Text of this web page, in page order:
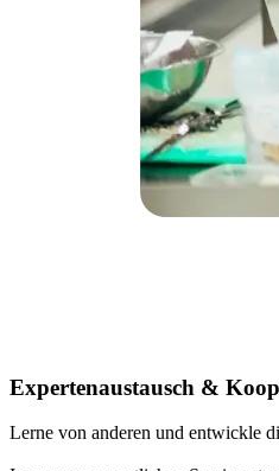
Expertenaustausch &
Lerne von anderen und entwickle